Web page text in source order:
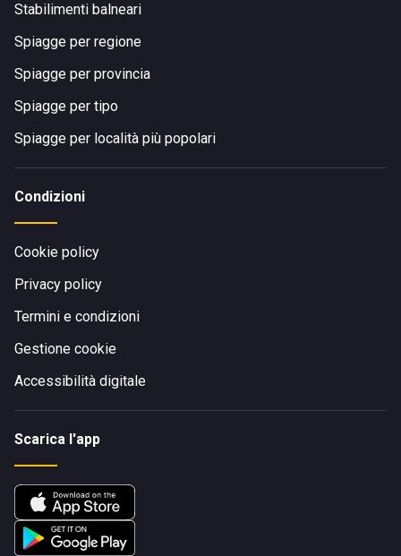
Stabilimenti balneari
Spiagge per regione
Spiagge per provincia
Spiagge per tipo
Spiagge per località più popolari
Condizioni
Cookie policy
Privacy policy
Termini e condizioni
Gestione cookie
Accessibilità digitale
Scarica l'app